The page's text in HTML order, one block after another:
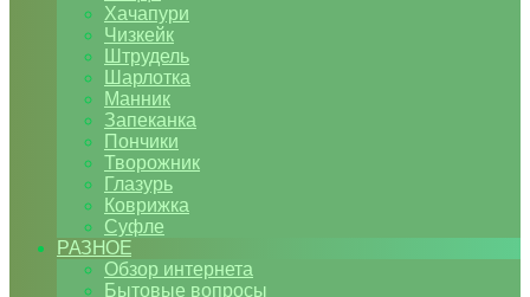
Хачапури
Чизкейк
Штрудель
Шарлотка
Манник
Запеканка
Пончики
Творожник
Глазурь
Коврижка
Суфле
РАЗНОЕ
Обзор интернета
Бытовые вопросы